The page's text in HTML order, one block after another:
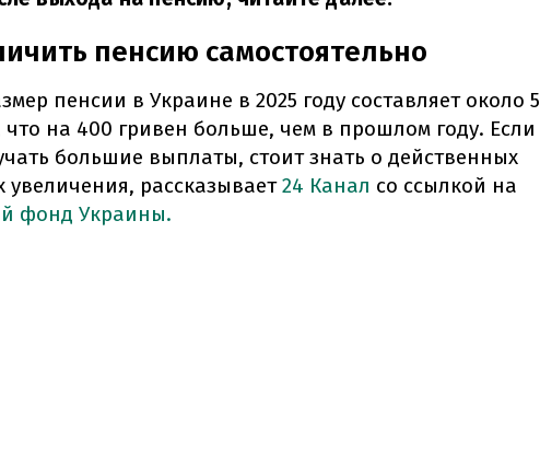
пенсию самостоятельно
пенсии в Украине в 2025 году составляет около 5
что на 400 гривен больше, чем в прошлом году. Если
большие выплаты, стоит знать о действенных
увеличения, рассказывает24 Канал со ссылкой на
фонд Украины.